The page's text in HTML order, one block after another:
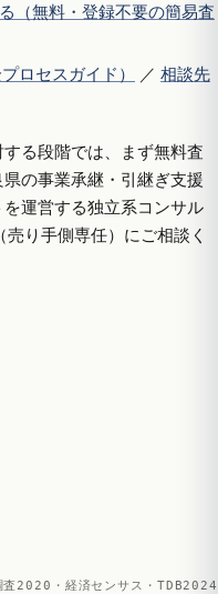
（無料・登録不要の簡易査
ロセスガイド）
／ 相談先
る段階では、まず無料査
の事業承継・引継ぎ支援
運営する独立系コンサル
り手側専任）にご相談く
査2020・経済センサス・TDB2024